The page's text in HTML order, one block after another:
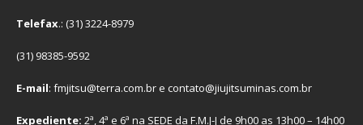
Telefax.: (31) 3224-8979
(31) 98385-9592
E-mail: fmjitsu@terra.com.br e contato@jiujitsuminas.com.br
Expediente: 2ª, 4ª e 6ª na SEDE da F.M.J-J de 9h00 as 13h00 – 14h00